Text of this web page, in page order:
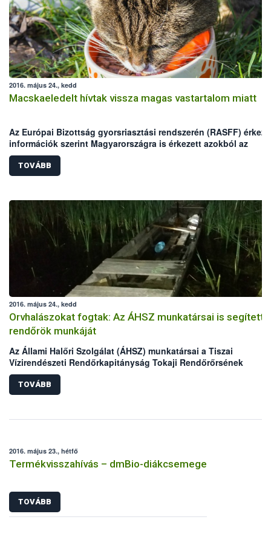
2016. május 24., kedd
Macskaeledelt hívtak vissza magas vastartalom miatt
Az Európai Bizottság gyorsriasztási rendszerén (RASFF)
információk szerint Magyarországra is érkezett azokból az
egyadagos macskaeledelekből, melyekben magas vastartalmat
mértek.
TOVÁBB
2016. május 24., kedd
Orvhalászokat fogtak: Az ÁHSZ munkatársai is
rendőrök munkáját
Az Állami Halőri Szolgálat (ÁHSZ) munkatársai a Tiszai
Vízirendészeti Rendőrkapitányság Tokaji Rendőrőrsének
kollégáival két nap alatt két orvhalász csapatra csaptak le a
Malom-Tisza holtágban.
TOVÁBB
2016. május 23., hétfő
Termékvisszahívás – dmBio-diákcsemege
TOVÁBB